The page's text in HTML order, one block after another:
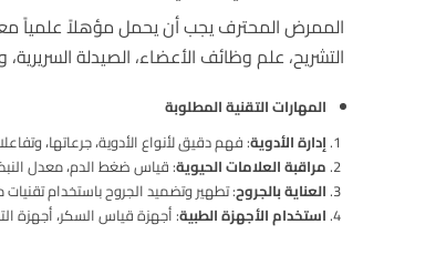
الممرض المحترف يجب أن يحمل مؤهلاً علمياً
التشريح، علم وظائف الأعضاء، الصيدلة السريرية،
المهارات التقنية المطلوبة
إدارة الأدوية: فهم دقيق لأنواع الأدوية، جرعاتها،
مراقبة العلامات الحيوية: قياس ضغط الدم، معدل
العناية بالجروح: تطهير وتضميد الجروح باستخدام
استخدام الأجهزة الطبية: أجهزة قياس السكر، أجهزة